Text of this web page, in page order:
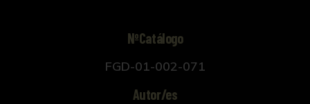
NºCatálogo
FGD-01-002-071
Autor/es